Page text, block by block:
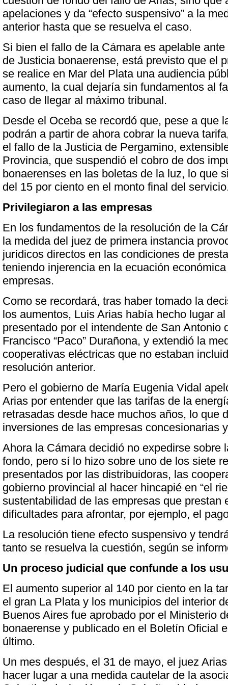
apelaciones y da “efecto suspensivo” a la
anterior hasta que se resuelva el caso.
Si bien el fallo de la Cámara es apelable
de Justicia bonaerense, está previsto que el
se realice en Mar del Plata una audiencia
aumento, la cual dejaría sin fundamentos al
caso de llegar al máximo tribunal.
Desde el Oceba se recordó que, pese a que
podrán a partir de ahora cobrar la nueva
el fallo de la Justicia de Pergamino,
Provincia, que suspendió el cobro de dos
bonaerenses en las boletas de la luz, lo que
del 15 por ciento en el monto final del
Privilegiaron a las empresas
En los fundamentos de la resolución de la
la medida del juez de primera instancia
jurídicos directos en las condiciones de
teniendo injerencia en la ecuación
empresas.
Como se recordará, tras haber tomado la
los aumentos, Luis Arias había hecho lugar
presentado por el intendente de San Antonio
Francisco “Paco” Durañona, y extendió la
cooperativas eléctricas que no estaban
resolución anterior.
Pero el gobierno de María Eugenia Vidal
Arias por entender que las tarifas de la
retrasadas desde hace muchos años, lo que
inversiones de las empresas concesionarias
Ahora la Cámara decidió no expedirse sobre
fondo, pero sí lo hizo sobre uno de los siete
presentados por las distribuidoras, las
gobierno provincial al hacer hincapié en “el
sustentabilidad de las empresas que prestan
dificultades para afrontar, por ejemplo, el
La resolución tiene efecto suspensivo y
tanto se resuelva la cuestión, según se
Un proceso judicial que confunde a los
El aumento superior al 140 por ciento en la
el gran La Plata y los municipios del interior
Buenos Aires fue aprobado por el Ministerio
bonaerense y publicado en el Boletín Oficial
último.
Un mes después, el 31 de mayo, el juez
hacer lugar a una medida cautelar de la